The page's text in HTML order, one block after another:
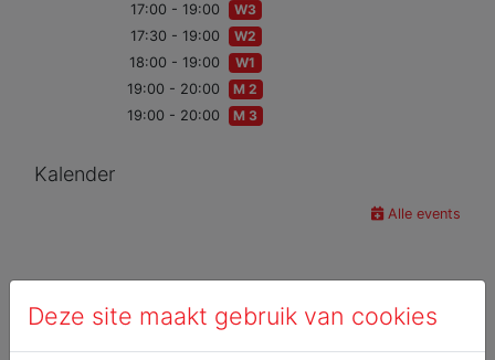
17:00 - 19:00
W3
17:30 - 19:00
W2
18:00 - 19:00
W1
19:00 - 20:00
M 2
19:00 - 20:00
M 3
Kalender
Alle events
Deze site maakt gebruik van cookies